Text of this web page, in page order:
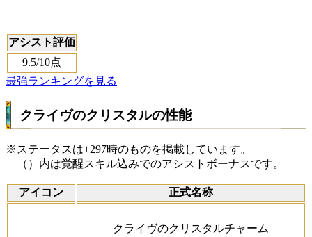
アシスト評価
9.5/10点
最強ランキングを見る
クライヴのクリスタルの性能
※ステータスは+297時のものを掲載しています。
（）内は覚醒スキル込みでのアシストボーナスです。
アイコン 正式名称
クライヴのクリスタルチャーム